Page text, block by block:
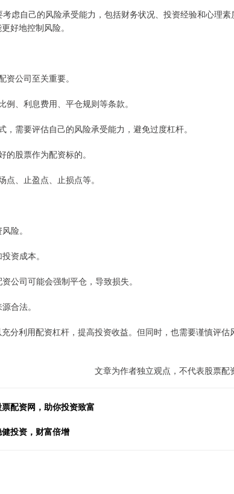
虑自己的风险承受能力，包括财务状况、投资经验和心理素
好地控制风险。
公司至关重要。
、利息费用、平仓规则等条款。
需要评估自己的风险承受能力，避免过度杠杆。
股票作为配资标的。
、止盈点、止损点等。
险。
资成本。
公司可能会强制平仓，导致损失。
合法。
分利用配资杠杆，提高投资收益。但同时，也需要谨慎评估
文章为作者独立观点，不代表股票配
配资网，助你投资致富
投资，财富倍增